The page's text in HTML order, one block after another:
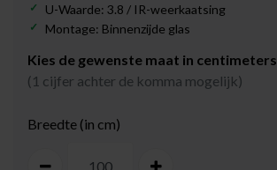
U-Waarde: 3.8 / IR-weerkaatsing
Montage: Binnenzijde glas
Kies de gewenste maat in centimeters
(1 cijfer achter de komma mogelijk)
Breedte (in cm)